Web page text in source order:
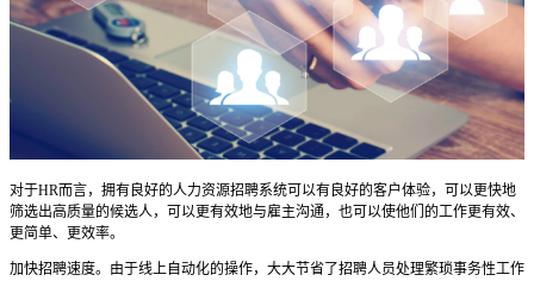
对于HR而言，拥有良好的人力资源招聘系统可以有良好的客户体验，可以更快地
筛选出高质量的候选人，可以更有效地与雇主沟通，也可以使他们的工作更有效、
更简单、更效率。
加快招聘速度。由于线上自动化的操作，大大节省了招聘人员处理繁琐事务性工作